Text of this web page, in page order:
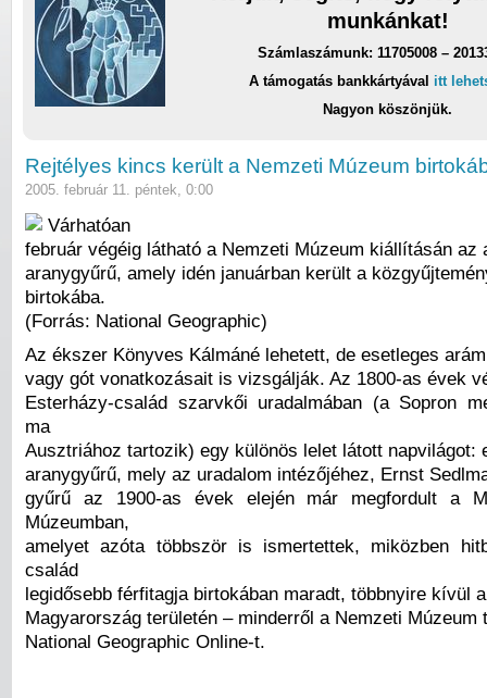
munkánkat!
Számlaszámunk: 11705008 –
A támogatás bankkártyával itt
Nagyon köszönjük.
Rejtélyes kincs került a Nemzeti Múzeum
2005. február 11. péntek, 0:00
Várhatóan
február végéig látható a Nemzeti Múzeum kiállításán az
aranygyűrű, amely idén januárban került a
birtokába.
(Forrás: National Geographic)
Az ékszer Könyves Kálmáné lehetett, de esetleges
vagy gót vonatkozásait is vizsgálják. Az 1800-as évek
Esterházy-család szarvkői uradalmában (a Sopron
ma
Ausztriához tartozik) egy különös lelet látott napvilágot:
aranygyűrű, mely az uradalom intézőjéhez, Ernst
gyűrű az 1900-as évek elején már megfordult a
Múzeumban,
amelyet azóta többször is ismertettek, miközben
család
legidősebb férfitagja birtokában maradt, többnyire kívül
Magyarország területén – minderről a Nemzeti Múzeum
National Geographic Online-t.